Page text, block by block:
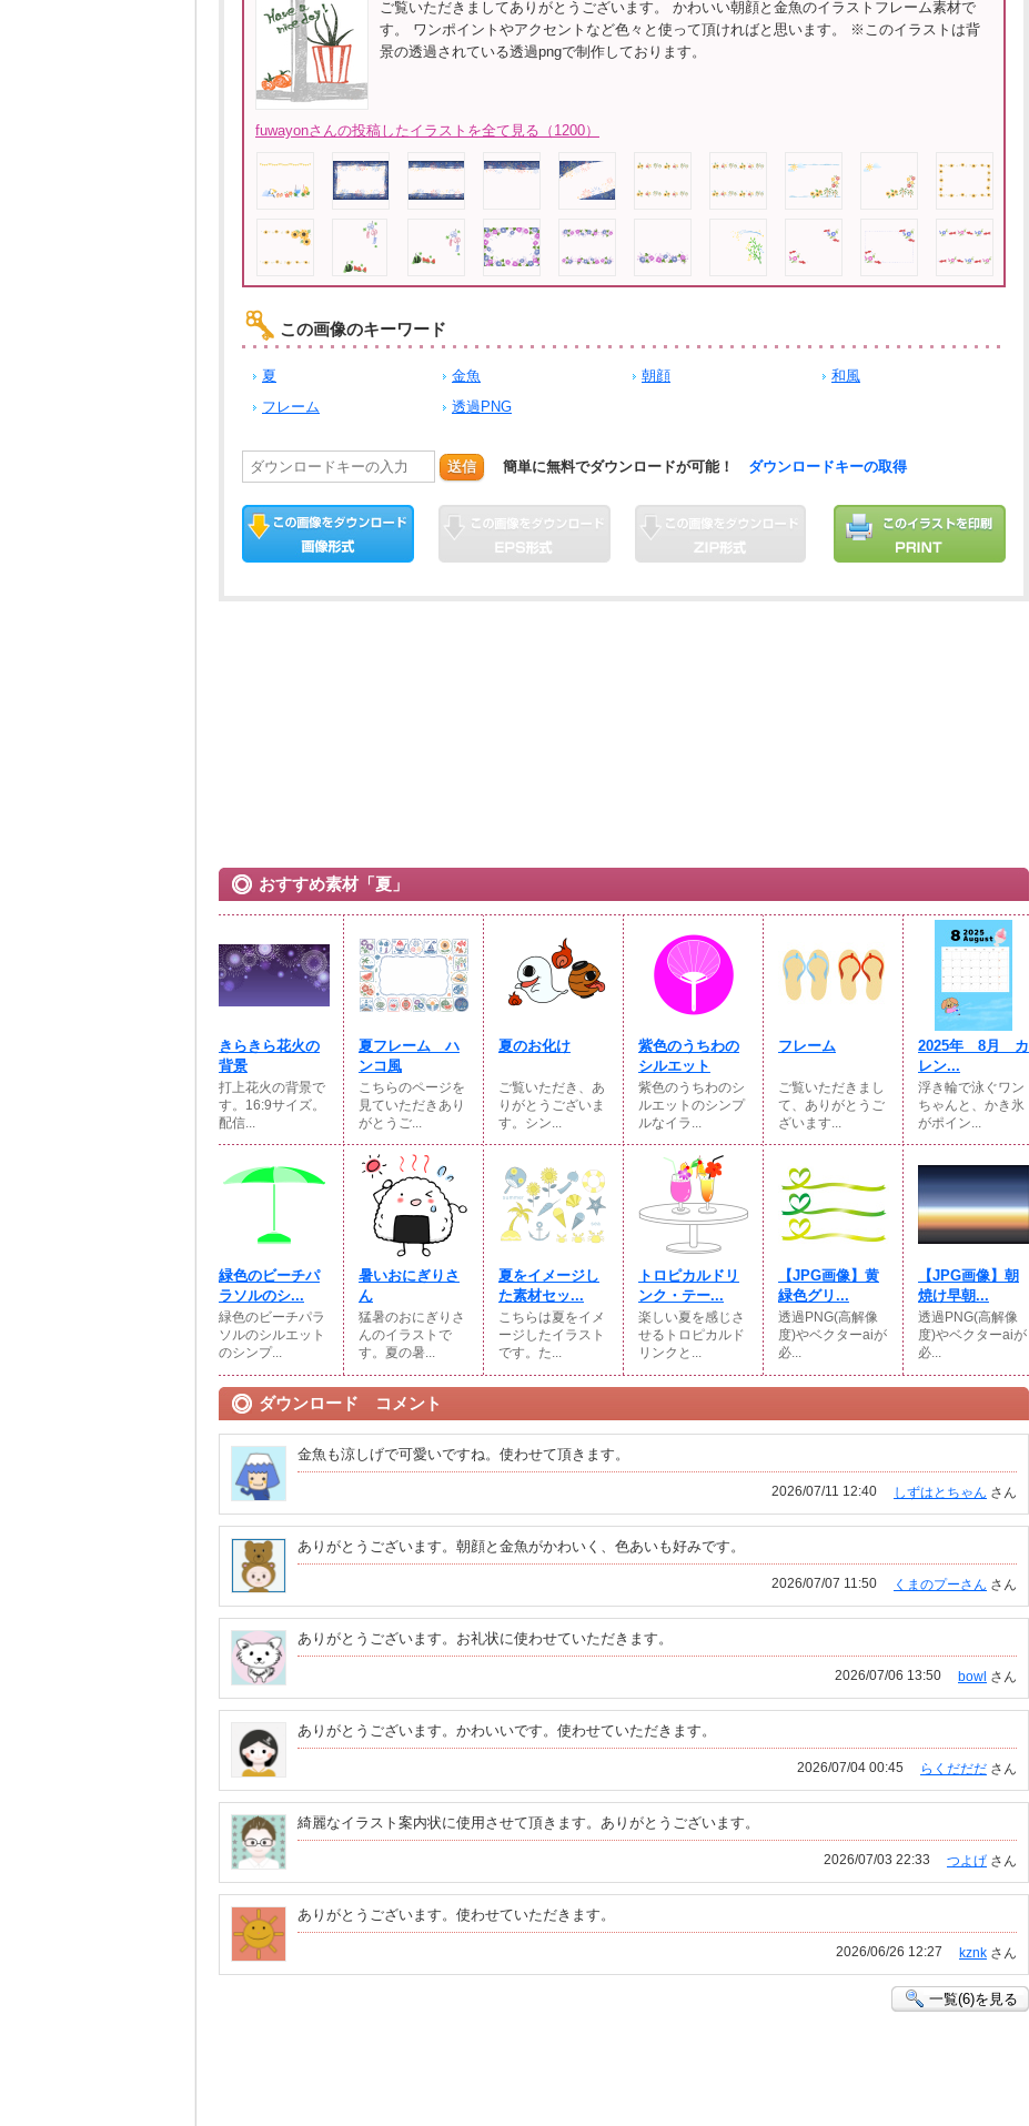
ご覧いただきましてありがとうございます。 かわいい朝顔と金魚のイラストフレーム素材で
す。 ワンポイントやアクセントなど色々と使って頂ければと思います。 ※このイラストは背
景の透過されている透過pngで制作しております。
fuwayonさんの投稿したイラストを全て見る（1200）
この画像のキーワード
夏 金魚 朝顔
和風
フレーム
透過PNG
送信 簡単に無料でダウンロードが可能！ ダウンロードキーの取得
おすすめ素材「夏」
きらきら花火の
背景
打上花火の背景で
す。16:9サイズ。
配信...
夏フレーム ハ
ンコ風
こちらのページを
見ていただきあり
がとうご...
夏のお化け
ご覧いただき、あ
りがとうございま
す。シン...
紫色のうちわの
シルエット
紫色のうちわのシ
ルエットのシンプ
ルなイラ...
フレーム
ご覧いただきまし
て、ありがとうご
ざいます...
2025年 8月 カ
レン...
浮き輪で泳ぐワン
ちゃんと、かき氷
がポイン...
緑色のビーチパ
ラソルのシ...
緑色のビーチパラ
ソルのシルエット
のシンプ...
暑いおにぎりさ
ん
猛暑のおにぎりさ
んのイラストで
す。夏の暑...
夏をイメージし
た素材セッ...
こちらは夏をイメ
ージしたイラスト
です。た...
トロピカルドリ
ンク・テー...
楽しい夏を感じさ
せるトロピカルド
リンクと...
【JPG画像】黄
緑色グリ...
透過PNG(高解像
度)やベクターaiが
必...
【JPG画像】朝
焼け早朝...
透過PNG(高解像
度)やベクターaiが
必...
ダウンロード コメント
金魚も涼しげで可愛いですね。使わせて頂きます。
しずはとちゃん さん
2026/07/11 12:40
ありがとうございます。朝顔と金魚がかわいく、色あいも好みです。
くまのプーさん さん
2026/07/07 11:50
ありがとうございます。お礼状に使わせていただきます。
bowl さん
2026/07/06 13:50
ありがとうございます。かわいいです。使わせていただきます。
らくだだだ さん
2026/07/04 00:45
綺麗なイラスト案内状に使用させて頂きます。ありがとうございます。
つよげ さん
2026/07/03 22:33
ありがとうございます。使わせていただきます。
kznk さん
2026/06/26 12:27
一覧(6)を見る